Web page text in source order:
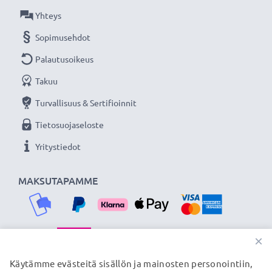
verkkokauppa, joka tarjoaa laadukkaita tuotteita, ja
siksi tarjoamme 36 kuukauden takuun!
MAKSUTAPAMME
Yhteys
Sopimusehdot
Palautusoikeus
Takuu
Turvallisuus & Sertifioinnit
Tietosuojaseloste
Yritystiedot
TOIMITUSKUMPPANIMME
×
Käytämme evästeitä sisällön ja mainosten personointiin,